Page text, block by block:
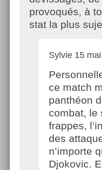
provoqués, à
stat la plus
Sylvie 15
ce match
panthéon
combat, le
frappes,
des
n’importe
Djokovic.